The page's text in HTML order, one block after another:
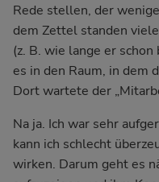
Rede stellen, der
dem Zettel standen
(z. B. wie lange er
es in den Raum, in dem
Dort wartete der
Na ja. Ich war sehr
kann ich schlecht
wirken. Darum geht es